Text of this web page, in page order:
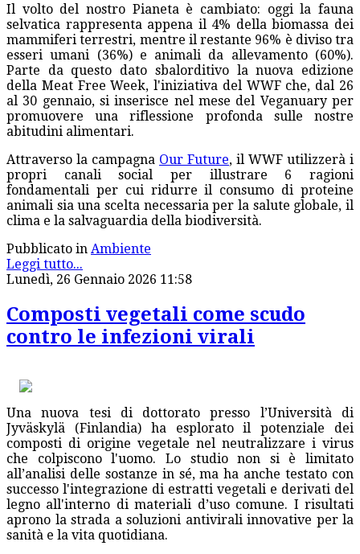
Il volto del nostro Pianeta è cambiato: oggi la fauna
selvatica rappresenta appena il 4% della biomassa dei
mammiferi terrestri, mentre il restante 96% è diviso tra
esseri umani (36%) e animali da allevamento (60%).
Parte da questo dato sbalorditivo la nuova edizione
della Meat Free Week, l'iniziativa del WWF che, dal 26
al 30 gennaio, si inserisce nel mese del Veganuary per
promuovere una riflessione profonda sulle nostre
abitudini alimentari.
Attraverso la campagna Our Future, il WWF utilizzerà i
propri canali social per illustrare 6 ragioni
fondamentali per cui ridurre il consumo di proteine
animali sia una scelta necessaria per la salute globale, il
clima e la salvaguardia della biodiversità.
Pubblicato in Ambiente
Leggi tutto...
Lunedì, 26 Gennaio 2026 11:58
Composti vegetali come scudo
contro le infezioni virali
Una nuova tesi di dottorato presso l’Università di
Jyväskylä (Finlandia) ha esplorato il potenziale dei
composti di origine vegetale nel neutralizzare i virus
che colpiscono l'uomo. Lo studio non si è limitato
all’analisi delle sostanze in sé, ma ha anche testato con
successo l'integrazione di estratti vegetali e derivati del
legno all'interno di materiali d’uso comune. I risultati
aprono la strada a soluzioni antivirali innovative per la
sanità e la vita quotidiana.